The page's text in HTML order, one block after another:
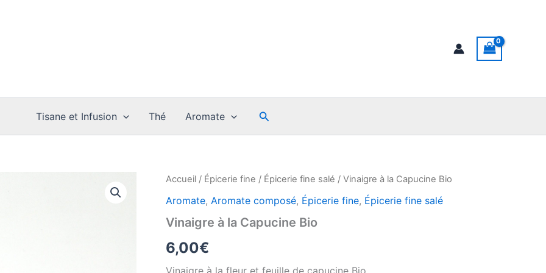
Tisane et Infusion Thé Aromate Rechercher
Accueil / Épicerie fine / Épicerie fine salé / Vinaigre à la Capucine Bio
Aromate, Aromate composé, Épicerie fine, Épicerie fine salé
Vinaigre à la Capucine Bio
6,00€
Vinaigre à la fleur et feuille de capucine Bio